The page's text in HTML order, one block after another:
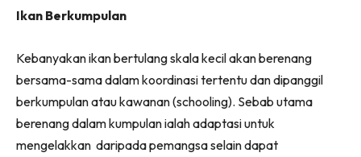
Ikan Berkumpulan
Kebanyakan ikan bertulang skala kecil akan berenang
bersama-sama dalam koordinasi tertentu dan dipanggil
berkumpulan atau kawanan (schooling). Sebab utama
berenang dalam kumpulan ialah adaptasi untuk
mengelakkan daripada pemangsa selain dapat